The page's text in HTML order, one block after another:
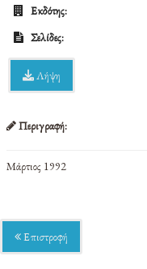
Εκδότης:
Σελίδες:
Λήψη
Περιγραφή:
Μάρτιος 1992
Επιστροφή